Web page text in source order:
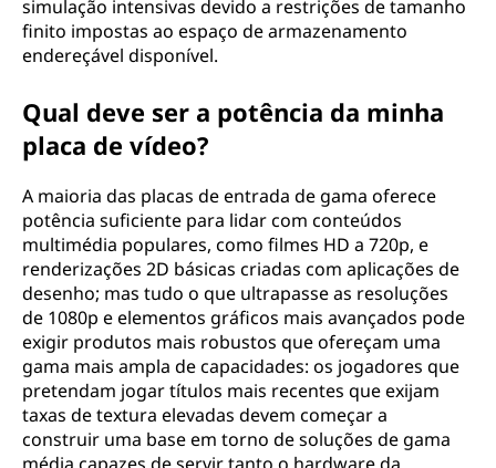
simulação intensivas devido a restrições de tamanho
finito impostas ao espaço de armazenamento
endereçável disponível.
Qual deve ser a potência da minha
placa de vídeo?
A maioria das placas de entrada de gama oferece
potência suficiente para lidar com conteúdos
multimédia populares, como filmes HD a 720p, e
renderizações 2D básicas criadas com aplicações de
desenho; mas tudo o que ultrapasse as resoluções
de 1080p e elementos gráficos mais avançados pode
exigir produtos mais robustos que ofereçam uma
gama mais ampla de capacidades: os jogadores que
pretendam jogar títulos mais recentes que exijam
taxas de textura elevadas devem começar a
construir uma base em torno de soluções de gama